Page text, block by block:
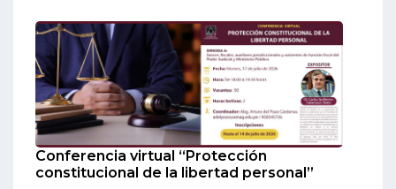
Conferencia virtual “Protección
constitucional de la libertad personal”